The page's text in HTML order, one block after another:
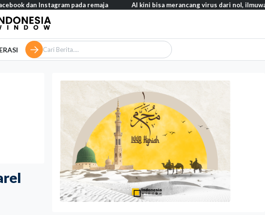
pada remaja AI kini bisa merancang virus dari nol, ilmuwan